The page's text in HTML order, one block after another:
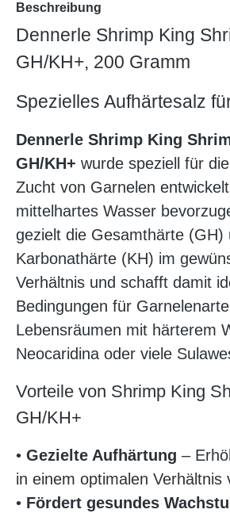
Beschreibung
Dennerle Shrimp King
GH/KH+, 200 Gramm
Spezielles Aufhärtesalz
Dennerle Shrimp King
GH/KH+ wurde speziell für
Zucht von Garnelen
mittelhartes Wasser
gezielt die Gesamthärte (GH)
Karbonathärte (KH) im
Verhältnis und schafft damit
Bedingungen für
Lebensräumen mit härterem
Neocaridina oder viele
Vorteile von Shrimp King
GH/KH+
• Gezielte Aufhärtung –
in einem optimalen Verhältnis
• Fördert gesundes